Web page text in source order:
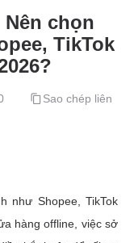
chọn
TikTok
Sao chép liên